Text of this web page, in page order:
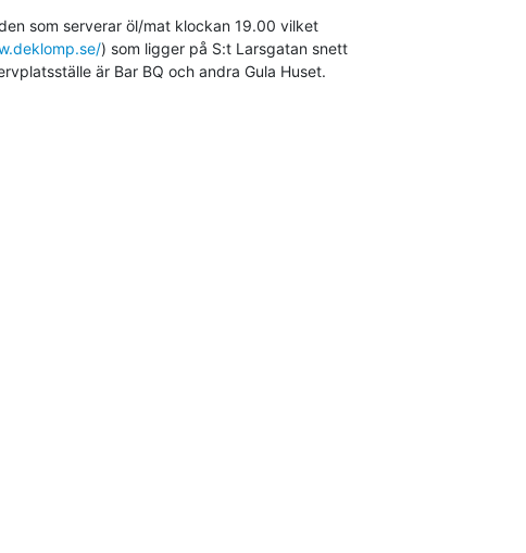
som serverar öl/mat klockan 19.00 vilket
) som ligger på S:t Larsgatan snett
är Bar BQ och andra Gula Huset.